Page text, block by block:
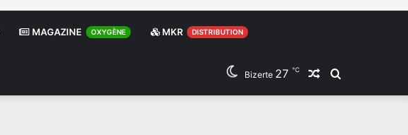
MAGAZINE OXYGÈNE MKR DISTRIBUTION
Rechercher
Article
Bizerte 27 ℃